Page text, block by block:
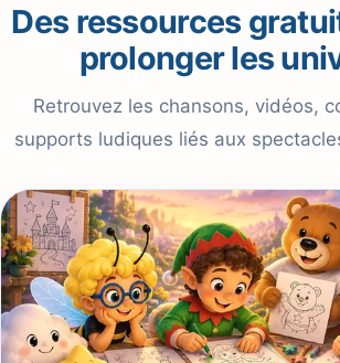
Des ressources
prolonger les
Retrouvez les chansons, vidéos,
supports ludiques liés aux